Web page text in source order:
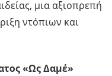
μια αξιοπρεπή
ντόπιων και
«Ως Δαμέ»